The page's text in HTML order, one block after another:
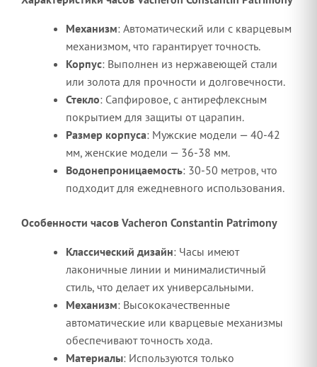
Механизм: Автоматический или с кварцевым
механизмом, что гарантирует точность.
Корпус: Выполнен из нержавеющей стали
или золота для прочности и долговечности.
Стекло: Сапфировое, с антирефлексным
покрытием для защиты от царапин.
Размер корпуса: Мужские модели — 40-42
мм, женские модели — 36-38 мм.
Водонепроницаемость: 30-50 метров, что
подходит для ежедневного использования.
Особенности часов Vacheron Constantin Patrimony
Классический дизайн: Часы имеют
лаконичные линии и минималистичный
стиль, что делает их универсальными.
Механизм: Высококачественные
автоматические или кварцевые механизмы
обеспечивают точность хода.
Материалы: Используются только